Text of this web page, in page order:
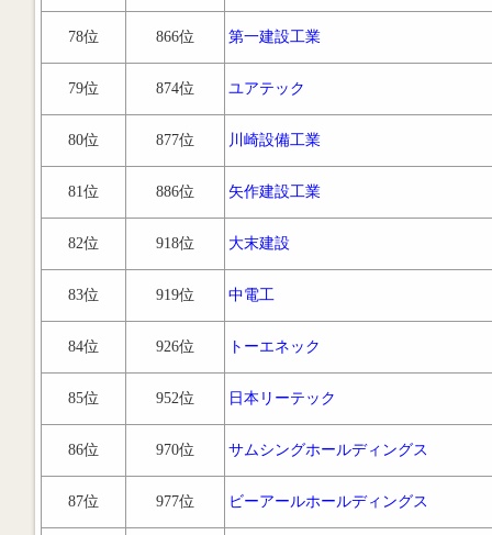
78位 866位 第一建設工業
79位 874位 ユアテック
80位 877位 川崎設備工業
81位 886位 矢作建設工業
82位 918位 大末建設
83位 919位 中電工
84位 926位 トーエネック
85位 952位 日本リーテック
86位 970位 サムシングホールディングス
87位 977位 ビーアールホールディングス